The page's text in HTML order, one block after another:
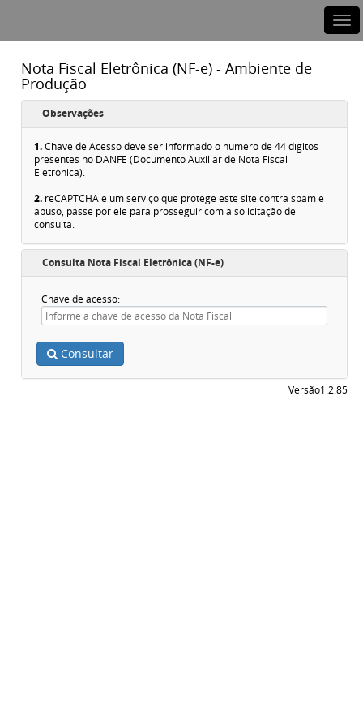
Nota Fiscal Eletrônica (NF-e) - Ambiente de
Produção
Observações
1.Chave de Acesso deve ser informado o número de 44 dígitos
presentes no DANFE (Documento Auxiliar de Nota Fiscal
Eletrónica).
2. reCAPTCHA é um serviço que protege este site contra spam e
abuso, passe por ele para prosseguir com a solicitação de
consulta.
Consulta Nota Fiscal Eletrônica (NF-e)
Chave de acesso
Consultar
Versão1.2.85